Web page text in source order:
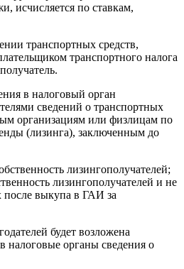
исчисляется по ставкам,
транспортных средств,
транспортного налога
в налоговый орган
сведений о транспортных
организациям или физлицам по
(лизинга), заключенным до
лизингополучателей;
лизингополучателей и не
после выкупа в ГАИ за
будет возложена
налоговые органы сведения о